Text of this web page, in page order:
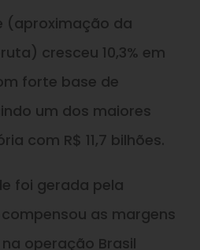
(aproximação da
cresceu 10,3% em
forte base de
um dos maiores
com R$ 11,7 bilhões.
foi gerada pela
as margens
operação Brasil